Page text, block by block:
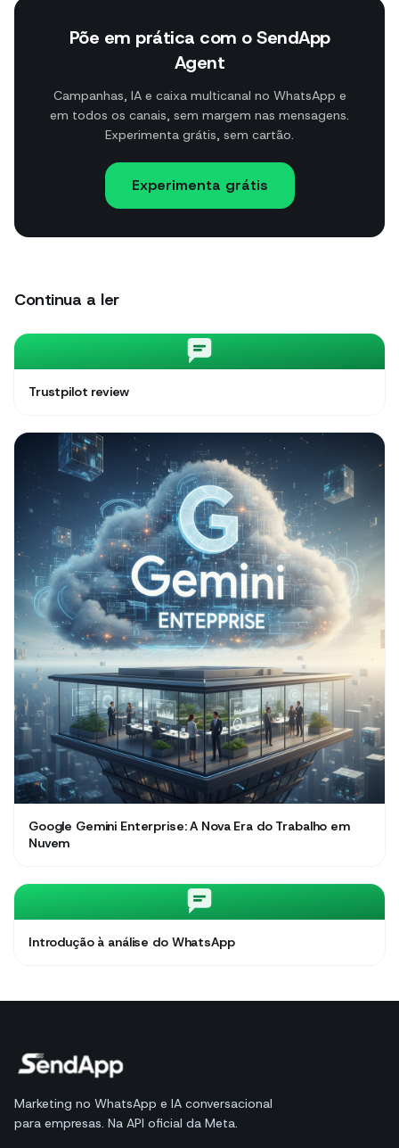
Põe em prática com o SendApp
Agent
Campanhas, IA e caixa multicanal no WhatsApp e
em todos os canais, sem margem nas mensagens.
Experimenta grátis, sem cartão.
Experimenta grátis
Continua a ler
Trustpilot review
Google Gemini Enterprise: A Nova Era do Trabalho em
Nuvem
Introdução à análise do WhatsApp
Marketing no WhatsApp e IA conversacional
para empresas. Na API oficial da Meta.